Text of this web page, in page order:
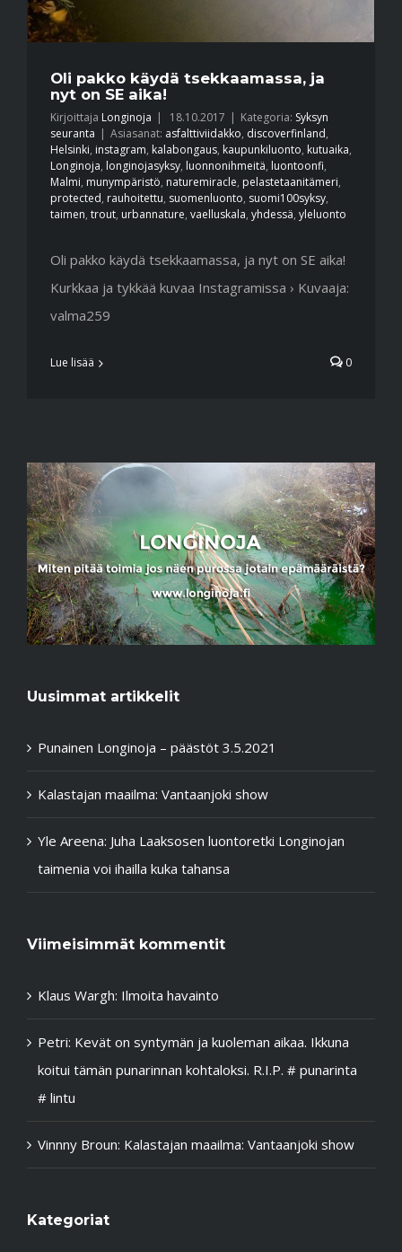
Oli pakko käydä tsekkaamassa, ja
nyt on SE aika!
Kirjoittaja Longinoja 18.10.2017 Kategoria: Syksyn
seuranta
Asiasanat: asfalttiviidakko, discoverfinland,
Helsinki, instagram, kalabongaus, kaupunkiluonto, kutuaika,
Longinoja, longinojasyksy, luonnonihmeitä, luontoonfi,
Malmi, munympäristö, naturemiracle, pelastetaanitämeri,
protected, rauhoitettu, suomenluonto, suomi100syksy,
taimen, trout, urbannature, vaelluskala, yhdessä, yleluonto
Oli pakko käydä tsekkaamassa, ja nyt on SE aika!
Kurkkaa ja tykkää kuvaa Instagramissa › Kuvaaja:
valma259
Lue lisää 0
Uusimmat artikkelit
Punainen Longinoja – päästöt 3.5.2021
Kalastajan maailma: Vantaanjoki show
Yle Areena: Juha Laaksosen luontoretki Longinojan
taimenia voi ihailla kuka tahansa
Viimeisimmät kommentit
Klaus Wargh: Ilmoita havainto
Petri: Kevät on syntymän ja kuoleman aikaa. Ikkuna
koitui tämän punarinnan kohtaloksi. R.I.P. # punarinta
# lintu
Vinnny Broun: Kalastajan maailma: Vantaanjoki show
Kategoriat